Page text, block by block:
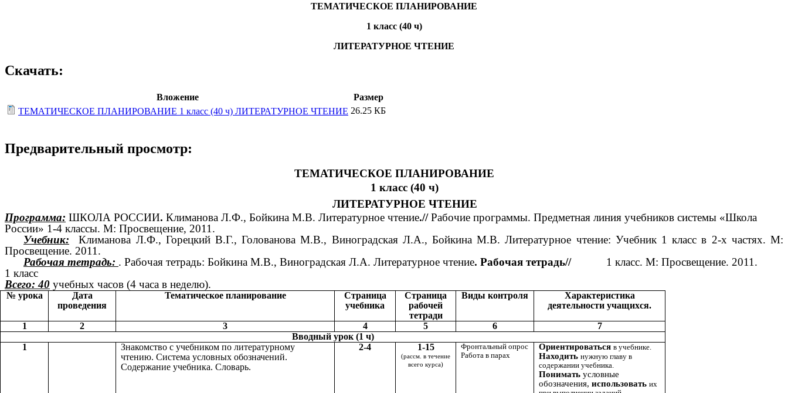
ТЕМАТИЧЕСКОЕ ПЛАНИРОВАНИЕ
1 класс (40 ч)
ЛИТЕРАТУРНОЕ ЧТЕНИЕ
Скачать:
Вложение
Размер
ТЕМАТИЧЕСКОЕ ПЛАНИРОВАНИЕ 1 класс (40 ч) ЛИТЕРАТУРНОЕ ЧТЕНИЕ 26.25 КБ
Предварительный просмотр:
ТЕМАТИЧЕСКОЕ ПЛАНИРОВАНИЕ
1 класс (40 ч)
ЛИТЕРАТУРНОЕ ЧТЕНИЕ
Программа: ШКОЛА РОССИИ. Климанова Л.Ф., Бойкина М.В. Литературное чтение.//Рабочие программы. Предметная линия учебников системы «Школа
России» 1-4 классы. М: Просвещение, 2011.
Учебник: Климанова Л.Ф., Горецкий В.Г., Голованова М.В., Виноградская Л.А., Бойкина М.В. Литературное чтение: Учебник 1 класс в 2-х частях. М:
Просвещение. 2011.
Рабочая тетрадь: . Рабочая тетрадь: Бойкина М.В., Виноградская Л.А. Литературное чтение. Рабочая тетрадь//1 класс. М: Просвещение. 2011.
1 класс
Всего: 40 учебных часов (4 часа в неделю).
№ урока
Дата
проведения
Тематическое планирование
Страница
учебника
Страница
рабочей
тетради
Виды контроля
Характеристика
деятельности учащихся.
1 2 3 4 5 6
7
Вводный урок (1 ч)
1
Знакомство с учебником по литературному
чтению. Система условных обозначений.
Содержание учебника. Словарь.
2-4 1-15
(рассм. в течение
всего курса)
Фронтальный опрос
Работа в парах
Ориентироваться в учебнике.
Находить нужную главу в
содержании учебника.
Понимать условные
обозначения, использовать их